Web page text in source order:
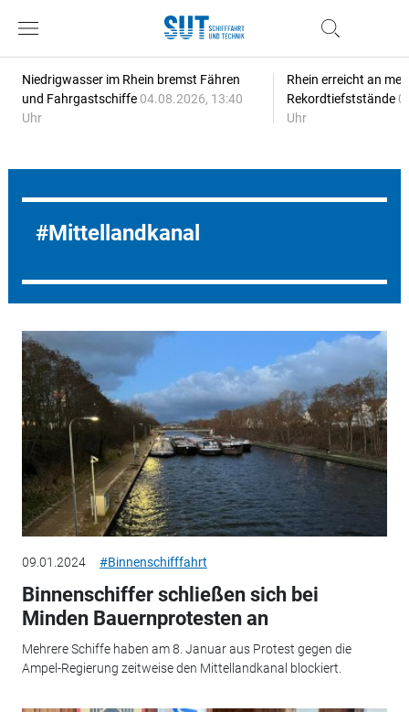
Niedrigwasser im Rhein bremst Fähren
und Fahrgastschiffe 04.08.2026, 13:40
Uhr
Rhein erreicht an
Rekordtiefststände
Uhr
Mittellandkanal
09.01.2024 #Binnenschifffahrt
Binnenschiffer schließen sich bei
Minden Bauernprotesten an
Mehrere Schiffe haben am 8. Januar aus Protest gegen die
Ampel-Regierung zeitweise den Mittellandkanal blockiert.